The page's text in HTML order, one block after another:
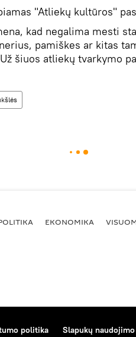
"Atliekų kultūros"
kad negalima mesti
pamiškes ar kitas
šiuos atliekų tvarkymo
EKONOMIKA
politika Slapukų